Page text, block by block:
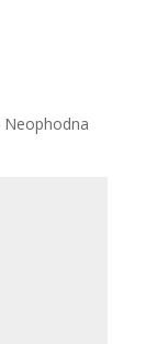
Neophodna